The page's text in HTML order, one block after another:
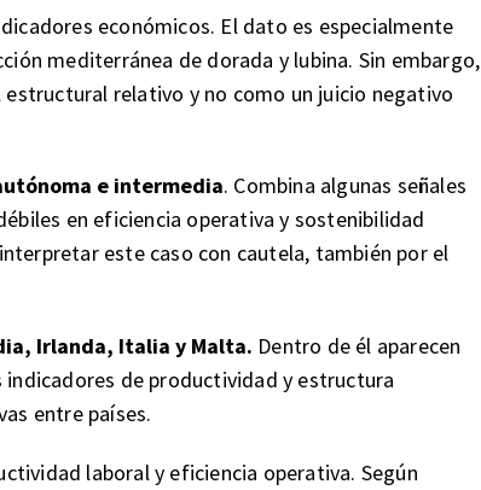
económicos. El dato es especialmente
mediterránea de dorada y lubina. Sin embargo,
relativo y no como un juicio negativo
e intermedia. Combina algunas señales
en eficiencia operativa y sostenibilidad
este caso con cautela, también por el
Irlanda, Italia y Malta. Dentro de él aparecen
de productividad y estructura
entre países.
laboral y eficiencia operativa. Según